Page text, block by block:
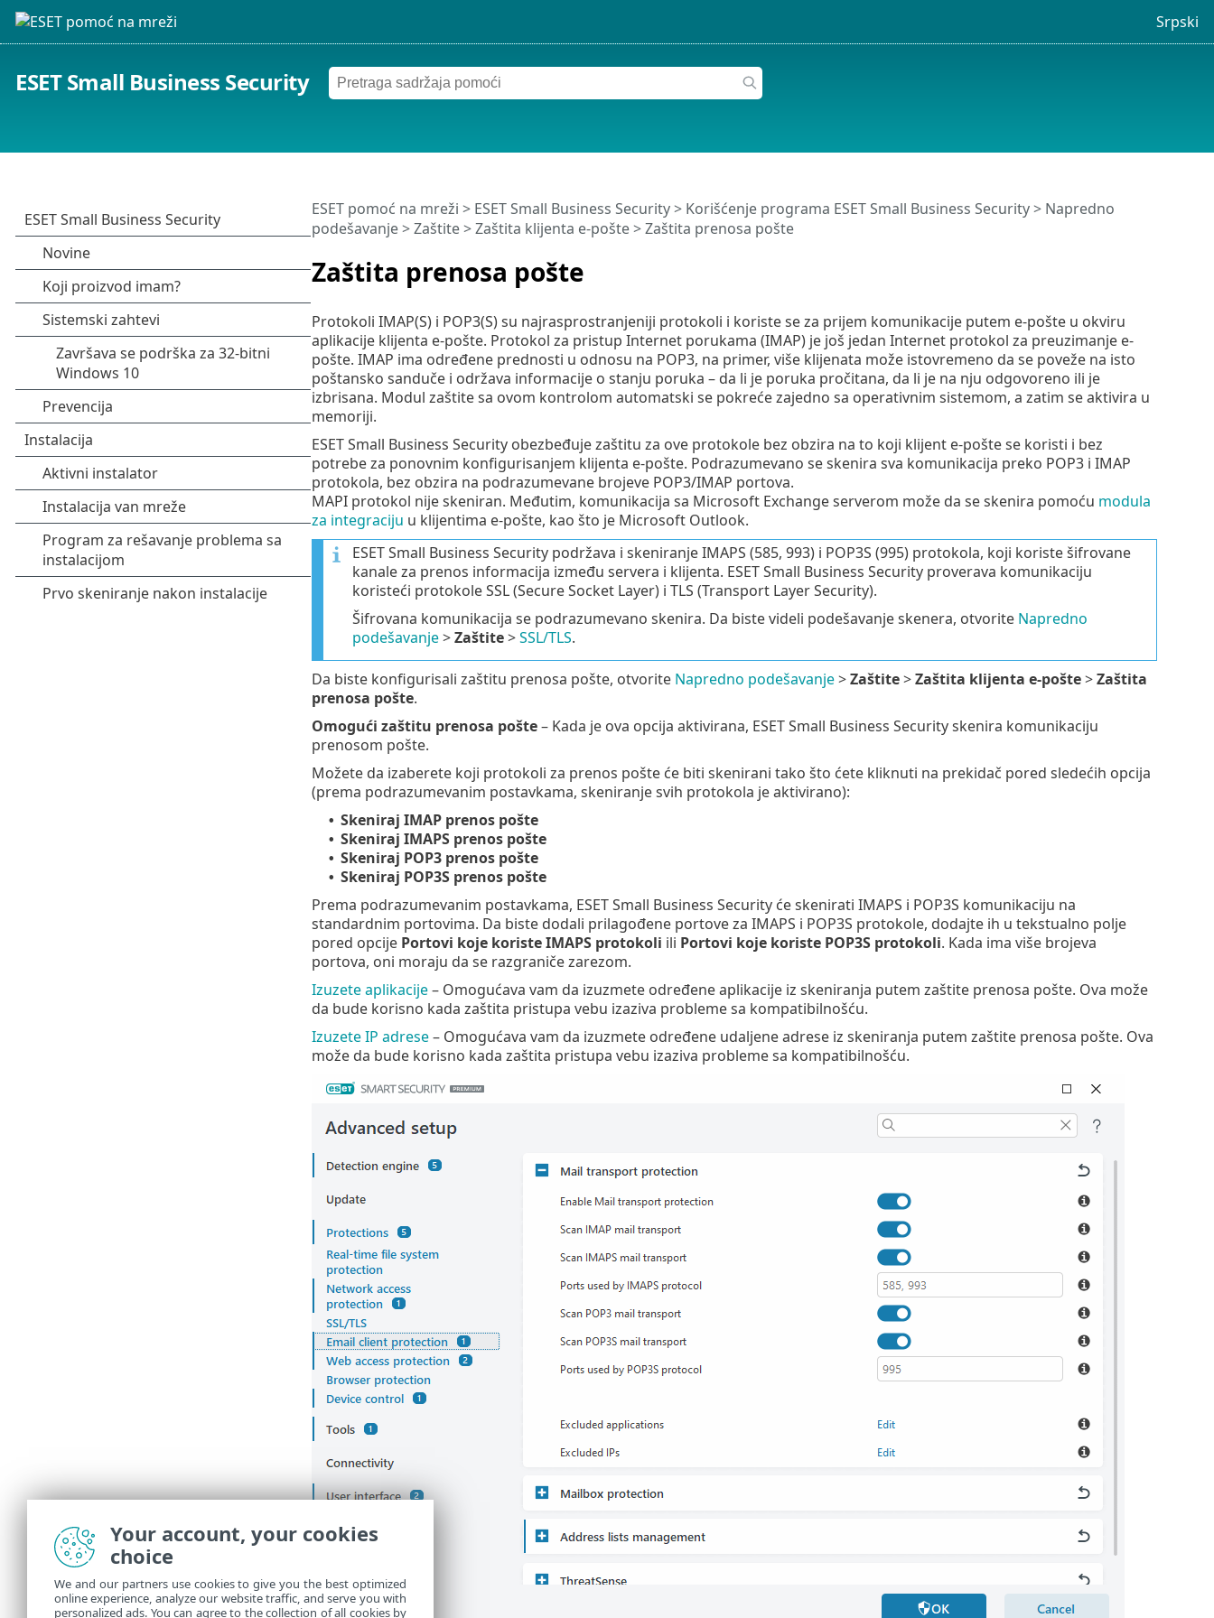
Srpski
ESET Small Business Security
Zaštita prenosa pošte
ESET pomoć na mreži > ESET Small Business Security> Korišćenje programa ESET Small Business Security> Napredno
podešavanje>Zaštite>Zaštita klijenta e-pošte> Zaštita prenosa pošte
Protokoli IMAP(S) i POP3(S) su najrasprostranjeniji protokoli i koriste se za prijem komunikacije putem e-pošte u okviru
aplikacije klijenta e-pošte. Protokol za pristup Internet porukama (IMAP) je još jedan Internet protokol za preuzimanje e-
pošte. IMAP ima određene prednosti u odnosu na POP3, na primer, više klijenata može istovremeno da se poveže na isto
poštansko sanduče i održava informacije o stanju poruka – da li je poruka pročitana, da li je na nju odgovoreno ili je
izbrisana. Modul zaštite sa ovom kontrolom automatski se pokreće zajedno sa operativnim sistemom, a zatim se aktivira u
memoriji.
ESET Small Business Security obezbeđuje zaštitu za ove protokole bez obzira na to koji klijent e-pošte se koristi i bez
potrebe za ponovnim konfigurisanjem klijenta e-pošte. Podrazumevano se skenira sva komunikacija preko POP3 i IMAP
protokola, bez obzira na podrazumevane brojeve POP3/IMAP portova.
MAPI protokol nije skeniran. Međutim, komunikacija sa Microsoft Exchange serverom može da se skenira pomoću modula
za integraciju u klijentima e-pošte, kao što je Microsoft Outlook.
ESET Small Business Security podržava i skeniranje IMAPS (585, 993) i POP3S (995) protokola, koji koriste šifrovane
kanale za prenos informacija između servera i klijenta. ESET Small Business Security proverava komunikaciju
koristeći protokole SSL (Secure Socket Layer) i TLS (Transport Layer Security).
Šifrovana komunikacija se podrazumevano skenira. Da biste videli podešavanje skenera, otvorite Napredno
podešavanje>Zaštite>SSL/TLS.
Da biste konfigurisali zaštitu prenosa pošte, otvorite Napredno podešavanje>Zaštite>Zaštita klijenta e-pošte>Zaštita
prenosa pošte.
Omogući zaštitu prenosa pošte– Kada je ova opcija aktivirana, ESET Small Business Security skenira komunikaciju
prenosom pošte.
Možete da izaberete koji protokoli za prenos pošte će biti skenirani tako što ćete kliknuti na prekidač pored sledećih opcija
(prema podrazumevanim postavkama, skeniranje svih protokola je aktivirano):
• Skeniraj IMAP prenos pošte
• Skeniraj IMAPS prenos pošte
• Skeniraj POP3 prenos pošte
• Skeniraj POP3S prenos pošte
Prema podrazumevanim postavkama, ESET Small Business Security će skenirati IMAPS i POP3S komunikaciju na
standardnim portovima. Da biste dodali prilagođene portove za IMAPS i POP3S protokole, dodajte ih u tekstualno polje
pored opcije Portovi koje koriste IMAPS protokoli ili Portovi koje koriste POP3S protokoli. Kada ima više brojeva
portova, oni moraju da se razgraniče zarezom.
Izuzete aplikacije– Omogućava vam da izuzmete određene aplikacije iz skeniranja putem zaštite prenosa pošte. Ova može
da bude korisno kada zaštita pristupa vebu izaziva probleme sa kompatibilnošću.
Izuzete IP adrese– Omogućava vam da izuzmete određene udaljene adrese iz skeniranja putem zaštite prenosa pošte. Ova
može da bude korisno kada zaštita pristupa vebu izaziva probleme sa kompatibilnošću.
Your account, your cookies
choice
We and our partners use cookies to give you the best optimized
online experience, analyze our website traffic, and serve you with
personalized ads. You can agree to the collection of all cookies by